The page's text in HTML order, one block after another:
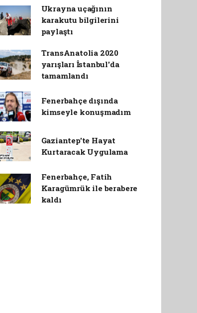
Ukrayna uçağının
karakutu bilgilerini
paylaştı
TransAnatolia 2020
yarışları İstanbul'da
tamamlandı
Fenerbahçe dışında
kimseyle konuşmadım
Gaziantep'te Hayat
Kurtaracak Uygulama
Fenerbahçe, Fatih
Karagümrük ile berabere
kaldı